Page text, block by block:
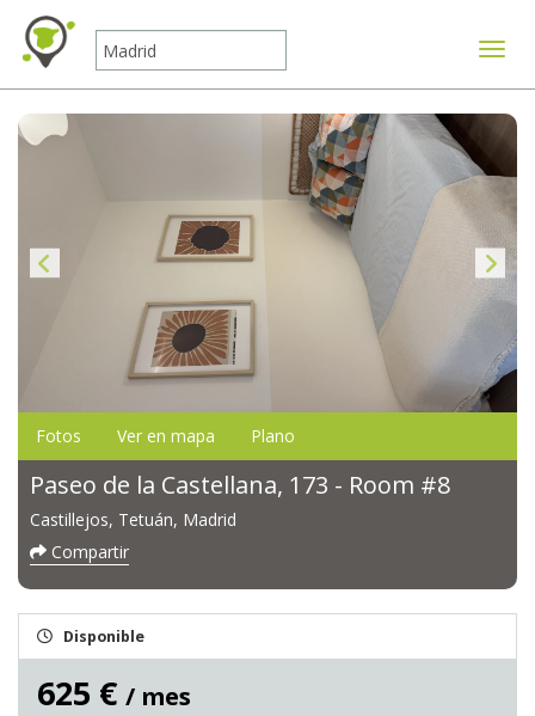
Fotos Ver en mapa Plano
Paseo de la Castellana, 173 - Room #8
Castillejos, Tetuán, Madrid
Compartir
Disponible
625 € / mes